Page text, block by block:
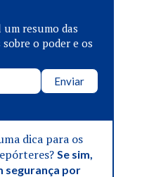
resumo das
o poder e os
Enviar
dica para os
Se sim,
segurança por